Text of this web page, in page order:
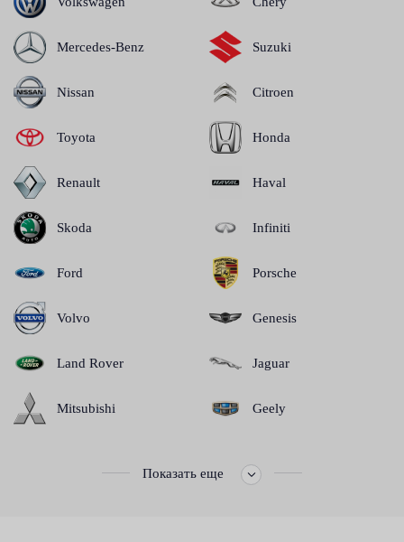
Mercedes-Benz
Nissan
Toyota
Renault
Skoda
Ford
Volvo
Land Rover
Mitsubishi
Suzuki
Citroen
Honda
Haval
Infiniti
Porsche
Genesis
Jaguar
Geely
Показать еще